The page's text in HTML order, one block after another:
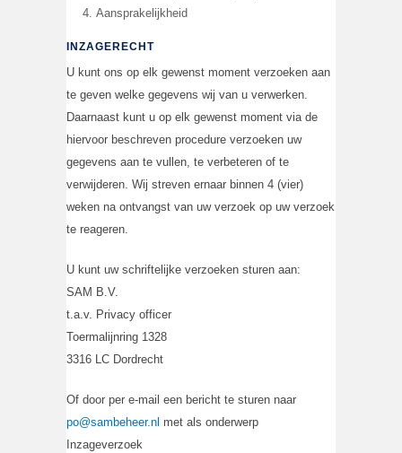
Aansprakelijkheid
INZAGERECHT
U kunt ons op elk gewenst moment verzoeken aan
te geven welke gegevens wij van u verwerken.
Daarnaast kunt u op elk gewenst moment via de
hiervoor beschreven procedure verzoeken uw
gegevens aan te vullen, te verbeteren of te
verwijderen. Wij streven ernaar binnen 4 (vier)
weken na ontvangst van uw verzoek op uw verzoek
te reageren.
U kunt uw schriftelijke verzoeken sturen aan:
SAM B.V.
t.a.v. Privacy officer
Toermalijnring 1328
3316 LC Dordrecht
Of door per e-mail een bericht te sturen naar
po@sambeheer.nl met als onderwerp
Inzageverzoek